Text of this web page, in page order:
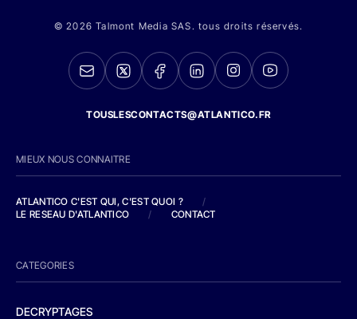
© 2026 Talmont Media SAS. tous droits réservés.
TOUSLESCONTACTS@ATLANTICO.FR
MIEUX NOUS CONNAITRE
ATLANTICO C'EST QUI, C'EST QUOI ?
/
LE RESEAU D'ATLANTICO
/ CONTACT
CATEGORIES
DECRYPTAGES